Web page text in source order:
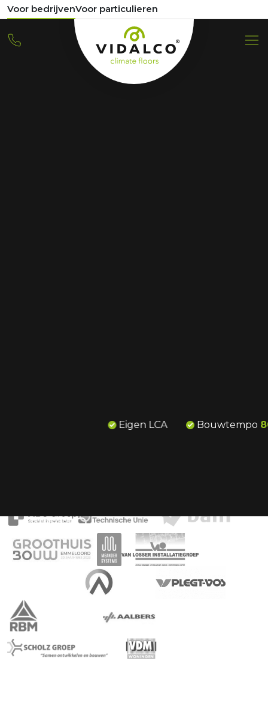
Voor bedrijvenVoor particulieren
80%verhoogd Totaal